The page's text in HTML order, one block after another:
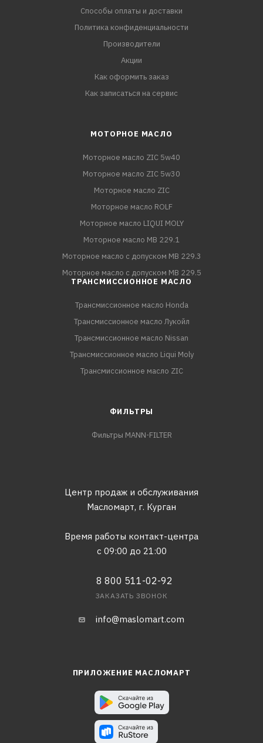
Способы оплаты и доставки
Политика конфиденциальности
Производители
Акции
Как оформить заказ
Как записаться на сервис
МОТОРНОЕ МАСЛО
Моторное масло ZIC 5w40
Моторное масло ZIC 5w30
Моторное масло ZIC
Моторное масло ROLF
Моторное масло LIQUI MOLY
Моторное масло MB 229.1
Моторное масло с допуском MB 229.3
Моторное масло с допуском MB 229.5
ТРАНСМИССИОННОЕ МАСЛО
Трансмиссионное масло Honda
Трансмиссионное масло Лукойл
Трансмиссионное масло Nissan
Трансмиссионное масло Liqui Moly
Трансмиссионное масло ZIC
ФИЛЬТРЫ
Фильтры MANN-FILTER
Центр продаж и обслуживания
Масломарт, г. Курган
Время работы контакт-центра
с 09:00 до 21:00
8 800 511-02-92
ЗАКАЗАТЬ ЗВОНОК
info@maslomart.com
ПРИЛОЖЕНИЕ МАСЛОМАРТ